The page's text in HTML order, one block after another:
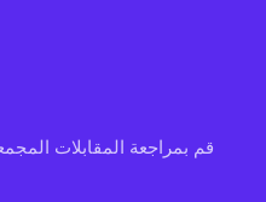
قم بمراجعة المقابلات